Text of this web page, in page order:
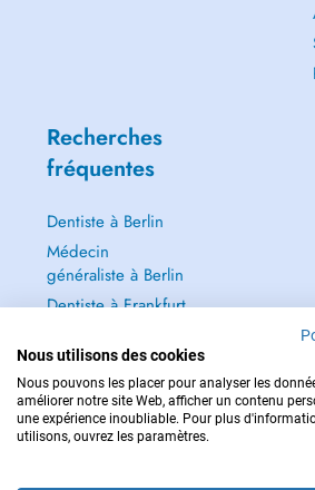
Recherches
fréquentes
Dentiste à Berlin
Médecin
généraliste à Berlin
Dentiste à Frankfurt
Frankfurt
Tout voir →
Nous utilisons des cookies
Nous pouvons les placer pour analyser les
améliorer notre site Web, afficher un contenu
une expérience inoubliable. Pour plus
utilisons, ouvrez les paramètres.